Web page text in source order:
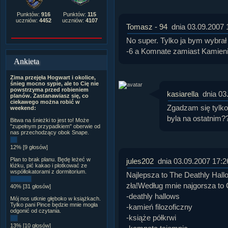
Punktów: 916
uczniów: 4452
Punktów: 115
uczniów: 4107
Ankieta
Zima przejęła Hogwart i okolice,
śnieg mocno sypie, ale to Cię nie
powstrzyma przed robieniem
planów. Zastanawiasz się, co
ciekawego można robić w
weekend:
Bitwa na śnieżki to jest to! Może
"zupełnym przypadkiem" oberwie od
nas przechodzący obok Snape.
12% [9 głosów]
Plan to brak planu. Będę leżeć w
łóżku, pić kakao i plotkować ze
współlokatorami z dormitorium.
40% [31 głosów]
Mój nos utknie głęboko w książkach.
Tylko pani Pince będzie mnie mogła
odgonić od czytania.
13% [10 głosów]
Tomasz - 94 dnia 03.09.2007
No super. Tylko ja bym
-6 a Komnate zamiast
kasiarella dnia
Zgadzam się
byla na
jules202 dnia 03.09.2007
Najlepsza to The Deathly
zła!Według mnie najgorsza
-deathly hallows
-kamień filozoficzny
-książe półkrwi